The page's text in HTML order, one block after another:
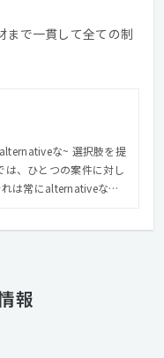
まで一貫して全ての制
な~ 選択肢を提
は常にalternativeな可
報